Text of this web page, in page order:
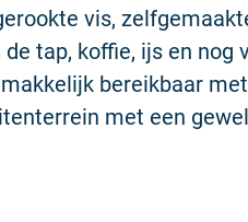
vis,
tap, koffie, ijs en nog
bereikbaar
met een